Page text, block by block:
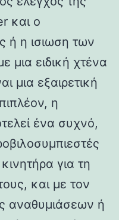
και ο
ή η ισιωση των
μια ειδική χτένα
μια εξαιρετική
η
ένα συχνό,
για τη
και με τον
αναθυμιάσεων ή